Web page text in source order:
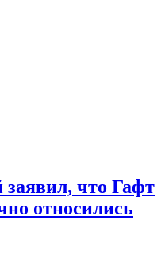
что Гафт
относились